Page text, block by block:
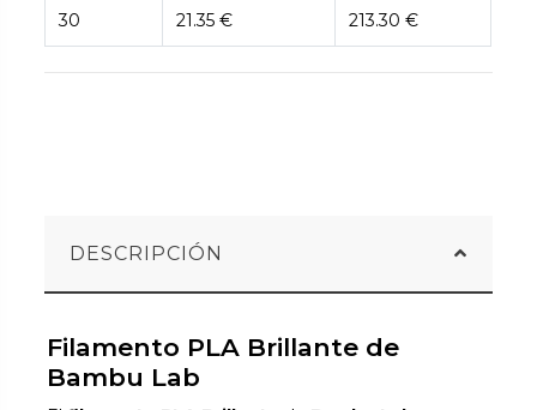
30 21.35 € 213.30 €
DESCRIPCIÓN
Filamento PLA Brillante de
Bambu Lab